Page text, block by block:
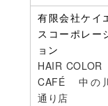
有限会社ケイ
スコーポレー
ョン
HAIR COLOR
CAFÉ 中の
通り店